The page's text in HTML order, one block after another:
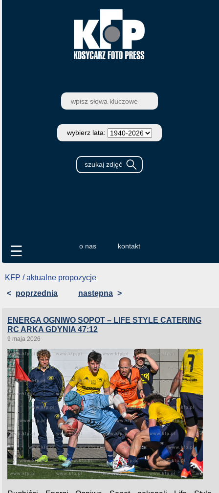
wybierz lata:
o nas kontakt
☰
KFP / aktualne propozycje
< poprzednia następna >
ENERGA OGNIWO SOPOT – LIFE STYLE CATERING
RC ARKA GDYNIA 47:12
9 maja 2026